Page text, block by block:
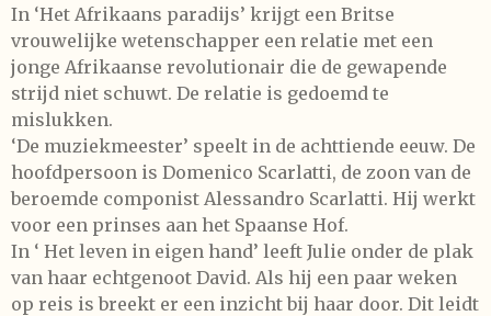
In ‘Het Afrikaans paradijs’ krijgt een Britse
vrouwelijke wetenschapper een relatie met een
jonge Afrikaanse revolutionair die de gewapende
strijd niet schuwt. De relatie is gedoemd te
mislukken.
‘De muziekmeester’ speelt in de achttiende eeuw. De
hoofdpersoon is Domenico Scarlatti, de zoon van de
beroemde componist Alessandro Scarlatti. Hij werkt
voor een prinses aan het Spaanse Hof.
In ‘ Het leven in eigen hand’ leeft Julie onder de plak
van haar echtgenoot David. Als hij een paar weken
op reis is breekt er een inzicht bij haar door. Dit leidt